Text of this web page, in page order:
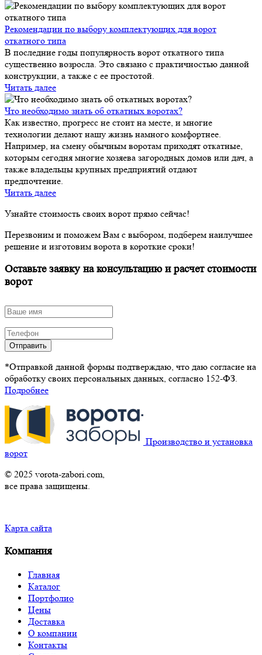
Рекомендации по выбору комплектующих для ворот
откатного типа
В последние годы популярность ворот откатного типа
существенно возросла. Это связано с практичностью данной
конструкции, а также с ее простотой.
Читать далее
Что необходимо знать об откатных воротах?
Как известно, прогресс не стоит на месте, и многие
технологии делают нашу жизнь намного комфортнее.
Например, на смену обычным воротам приходят откатные,
которым сегодня многие хозяева загородных домов или дач, а
также владельцы крупных предприятий отдают
предпочтение.
Читать далее
Узнайте стоимость своих ворот прямо сейчас!
Перезвоним и поможем Вам с выбором, подберем наилучшее
решение и изготовим ворота в короткие сроки!
Оставьте заявку на консультацию и расчет стоимости
ворот
Отправить
*Отправкой данной формы подтверждаю, что даю согласие на
обработку своих персональных данных, согласно 152-ФЗ.
Подробнее
Производство и установка
ворот
© 2025 vorota-zabori.com,
все права защищены.
Карта сайта
Компания
Главная
Каталог
Портфолио
Цены
Доставка
О компании
Контакты